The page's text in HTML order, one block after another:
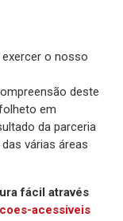
o nosso
deste
em
da parceria
várias áreas
fácil através
acessiveis